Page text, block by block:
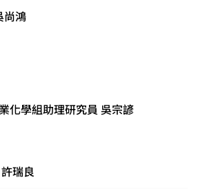
鴻
化學組助理研究員 吳宗諺
瑞良